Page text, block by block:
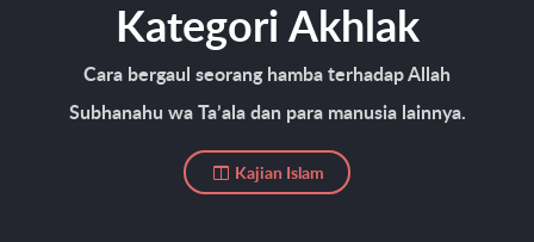
Kategori Akhlak
Cara bergaul seorang hamba terhadap Allah
Subhanahu wa Ta’ala dan para manusia lainnya.
Kajian Islam